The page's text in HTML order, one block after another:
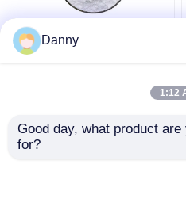
98% शुद्ध केंद्रित पौधे के अर्क
पाउडर सफेद त्वचा टोन पाउडर
Danny
1:12
Good day, what product are
for?